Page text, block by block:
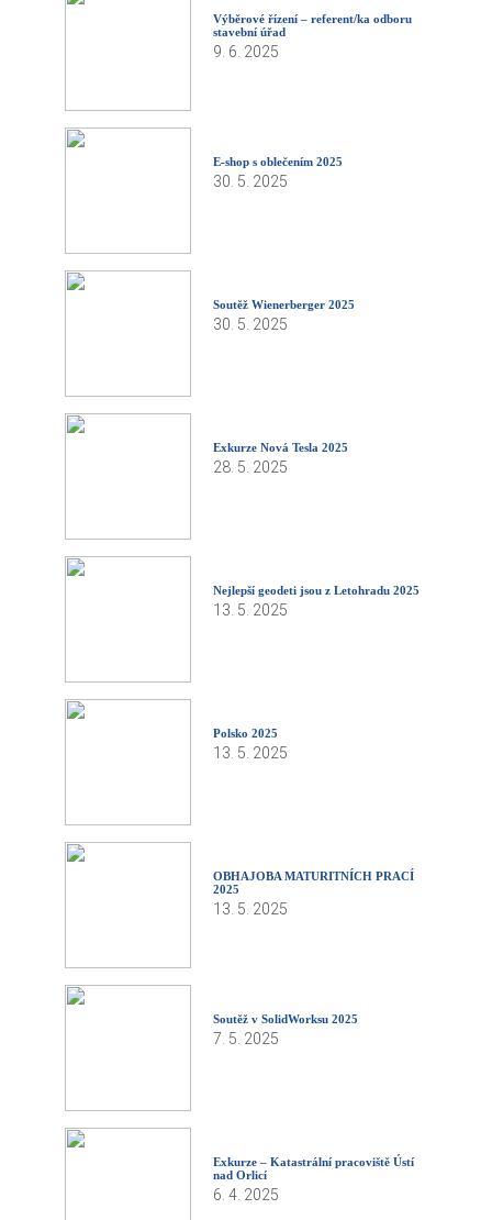
Výběrové řízení – referent/ka odboru
stavební úřad
9. 6. 2025
E-shop s oblečením 2025
30. 5. 2025
Soutěž Wienerberger 2025
30. 5. 2025
Exkurze Nová Tesla 2025
28. 5. 2025
Nejlepší geodeti jsou z Letohradu 2025
13. 5. 2025
Polsko 2025
13. 5. 2025
OBHAJOBA MATURITNÍCH PRACÍ
2025
13. 5. 2025
Soutěž v SolidWorksu 2025
7. 5. 2025
Exkurze – Katastrální pracoviště Ústí
nad Orlicí
6. 4. 2025